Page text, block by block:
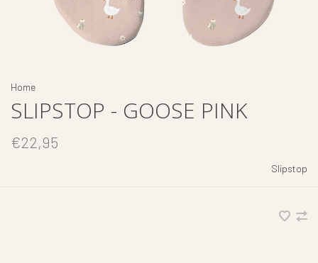
Home
SLIPSTOP - GOOSE PINK
€22,95
Slipstop